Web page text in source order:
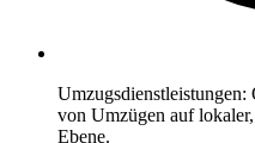
von Umzügen auf
Ebene.